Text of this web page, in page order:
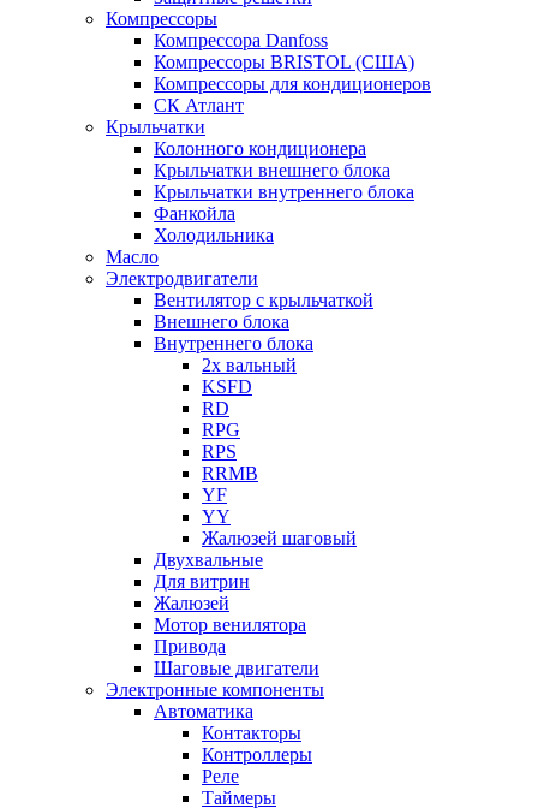
Компрессоры
Компрессора Danfoss
Компрессоры BRISTOL (США)
Компрессоры для кондиционеров
СК Атлант
Крыльчатки
Колонного кондиционера
Крыльчатки внешнего блока
Крыльчатки внутреннего блока
Фанкойла
Холодильника
Масло
Электродвигатели
Вентилятор с крыльчаткой
Внешнего блока
Внутреннего блока
2х вальный
KSFD
RD
RPG
RPS
RRMB
YF
YY
Жалюзей шаговый
Двухвальные
Для витрин
Жалюзей
Мотор венилятора
Привода
Шаговые двигатели
Электронные компоненты
Автоматика
Контакторы
Контроллеры
Реле
Таймеры